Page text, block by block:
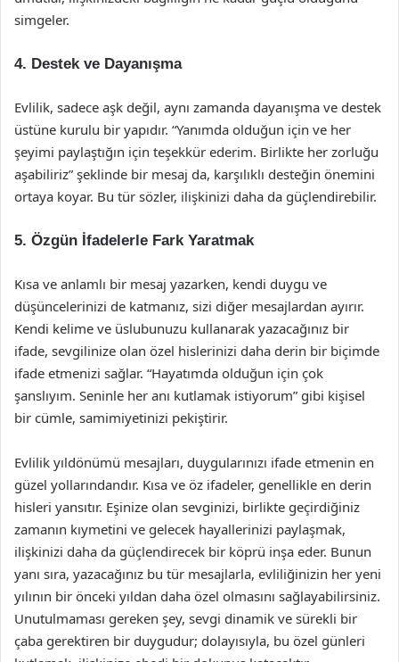
simgeler.
4. Destek ve Dayanışma
Evlilik, sadece aşk değil, aynı zamanda dayanışma ve destek
üstüne kurulu bir yapıdır. “Yanımda olduğun için ve her
şeyimi paylaştığın için teşekkür ederim. Birlikte her zorluğu
aşabiliriz” şeklinde bir mesaj da, karşılıklı desteğin önemini
ortaya koyar. Bu tür sözler, ilişkinizi daha da güçlendirebilir.
5. Özgün İfadelerle Fark Yaratmak
Kısa ve anlamlı bir mesaj yazarken, kendi duygu ve
düşüncelerinizi de katmanız, sizi diğer mesajlardan ayırır.
Kendi kelime ve üslubunuzu kullanarak yazacağınız bir
ifade, sevgilinize olan özel hislerinizi daha derin bir biçimde
ifade etmenizi sağlar. “Hayatımda olduğun için çok
şanslıyım. Seninle her anı kutlamak istiyorum” gibi kişisel
bir cümle, samimiyetinizi pekiştirir.
Evlilik yıldönümü mesajları, duygularınızı ifade etmenin en
güzel yollarındandır. Kısa ve öz ifadeler, genellikle en derin
hisleri yansıtır. Eşinize olan sevginizi, birlikte geçirdiğiniz
zamanın kıymetini ve gelecek hayallerinizi paylaşmak,
ilişkinizi daha da güçlendirecek bir köprü inşa eder. Bunun
yanı sıra, yazacağınız bu tür mesajlarla, evliliğinizin her yeni
yılının bir önceki yıldan daha özel olmasını sağlayabilirsiniz.
Unutulmaması gereken şey, sevgi dinamik ve sürekli bir
çaba gerektiren bir duygudur; dolayısıyla, bu özel günleri